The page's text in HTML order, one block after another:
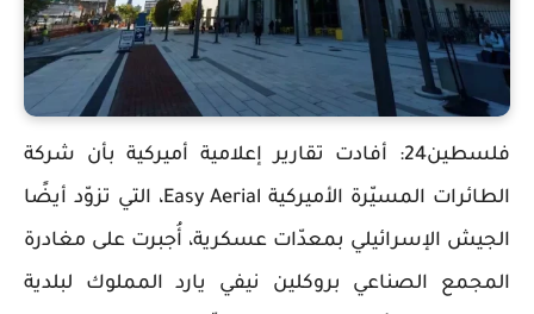
فلسطين24: أفادت تقارير إعلامية أميركية بأن شركة
الطائرات المسيّرة الأميركية Easy Aerial، التي تزوّد أيضًا
الجيش الإسرائيلي بمعدّات عسكرية، أُجبرت على مغادرة
المجمع الصناعي بروكلين نيفي يارد المملوك لبلدية